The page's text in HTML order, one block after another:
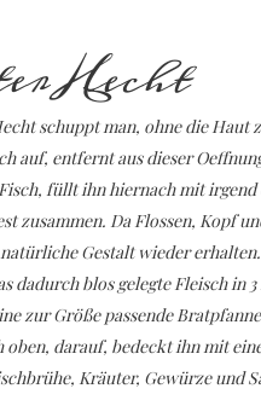
Hecht
schuppt man, ohne die Haut
auf, entfernt aus dieser
füllt ihn hiernach mit
zusammen. Da Flossen, Kopf
Gestalt wieder
dadurch blos gelegte Fleisch in
zur Größe passende
oben, darauf, bedeckt ihn mit
Kräuter, Gewürze und